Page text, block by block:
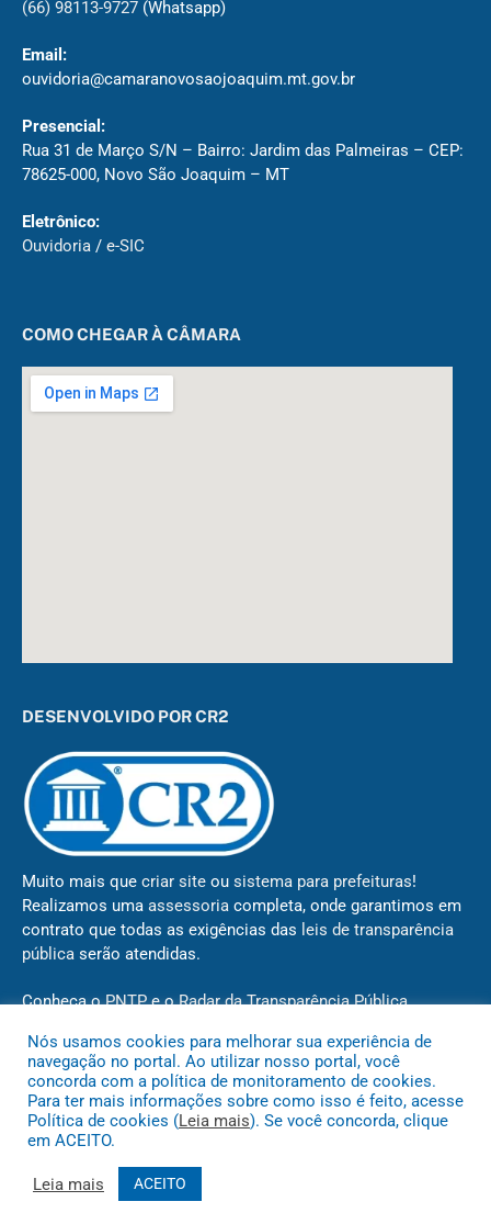
(66) 98113-9727 (Whatsapp)
Email:
ouvidoria@camaranovosaojoaquim.mt.gov.br
Presencial:
Rua 31 de Março S/N – Bairro: Jardim das Palmeiras – CEP:
78625-000, Novo São Joaquim – MT
Eletrônico:
Ouvidoria / e-SIC
COMO CHEGAR À CÂMARA
DESENVOLVIDO POR CR2
Muito mais que criar site ou sistema para prefeituras!
Realizamos uma assessoria completa, onde garantimos em
contrato que todas as exigências das leis de transparência
pública serão atendidas.
Conheça oPNTPe oRadar da Transparência Pública
Todos os direitos reservados a Câmara de Novo São Joaquim
Acessar Área Administrativa
Nós usamos cookies para melhorar sua experiência de
navegação no portal. Ao utilizar nosso portal, você
concorda com a política de monitoramento de cookies.
Para ter mais informações sobre como isso é feito, acesse
Política de cookies (Leia mais). Se você concorda, clique
em ACEITO.
Leia mais ACEITO